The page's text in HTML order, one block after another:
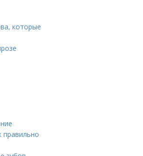
которые
правильно